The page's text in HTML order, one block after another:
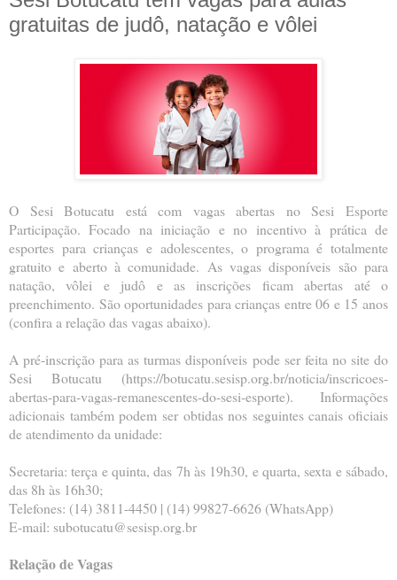
gratuitas de judô, natação e vôlei
O Sesi Botucatu está com vagas abertas no Sesi Esporte
Participação. Focado na iniciação e no incentivo à prática de
esportes para crianças e adolescentes, o programa é totalmente
gratuito e aberto à comunidade. As vagas disponíveis são para
natação, vôlei e judô e as inscrições ficam abertas até o
preenchimento. São oportunidades para crianças entre 06 e 15 anos
(confira a relação das vagas abaixo).
A pré-inscrição para as turmas disponíveis pode ser feita no site do
Sesi Botucatu (https://botucatu.sesisp.org.br/noticia/inscricoes-
abertas-para-vagas-remanescentes-do-sesi-esporte). Informações
adicionais também podem ser obtidas nos seguintes canais oficiais
de atendimento da unidade:
Secretaria: terça e quinta, das 7h às 19h30, e quarta, sexta e sábado,
das 8h às 16h30;
Telefones: (14) 3811-4450 | (14) 99827-6626 (WhatsApp)
E-mail: subotucatu@sesisp.org.br
Relação de Vagas